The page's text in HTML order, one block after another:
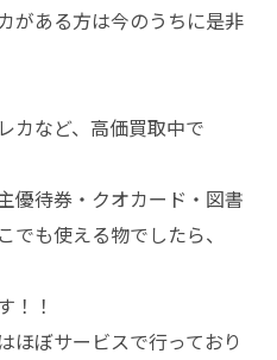
がある方は今のうちに是非
カなど、高価買取中で
優待券・クオカード・図書
も使える物でしたら、
！！
ほぼサービスで行っており